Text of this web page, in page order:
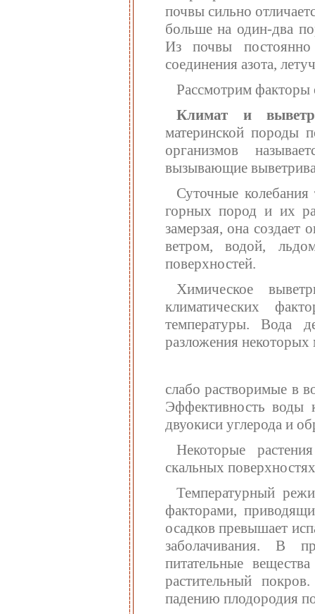
почвы сильно
больше на один-два
Из почвы постоянно
соединения азота,
Рассмотрим факторы
Климат и
материнской породы
организмов
вызывающие
Суточные
горных пород и их
замерзая, она
ветром, водой,
поверхностей.
Химическое
климатических
температуры. Вода
разложения
слабо растворимые в
Эффективность воды
двуокиси углерода и
Некоторые
скальных
Температурный
факторами,
осадков превышает
заболачивания. В
питательные
растительный
падению плодородия